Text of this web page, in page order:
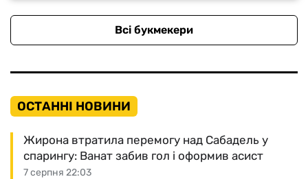
Всі букмекери
ОСТАННІ НОВИНИ
7 серпня 22:03
Жирона втратила перемогу над Сабадель у
спарингу: Ванат забив гол і оформив асист